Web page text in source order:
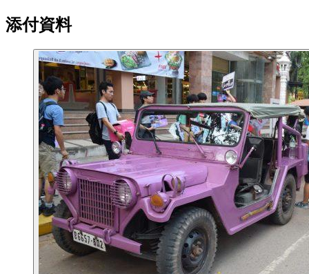
添付資料